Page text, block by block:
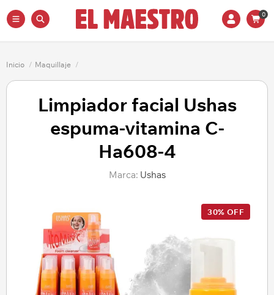
0
Inicio / Maquillaje /
Limpiador facial Ushas
espuma-vitamina C-
Ha608-4
Marca: Ushas
30% OFF